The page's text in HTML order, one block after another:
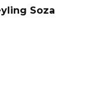
Soza